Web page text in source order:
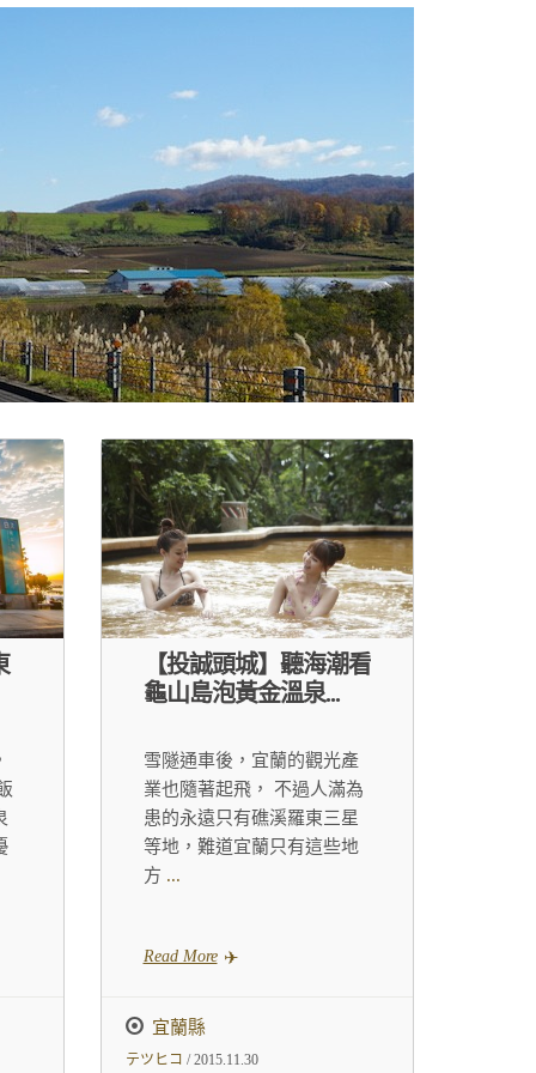
【投誠頭城】聽海潮看
龜山島泡黃金溫泉...
雪隧通車後，宜蘭的觀光產
業也隨著起飛， 不過人滿為
患的永遠只有礁溪羅東三星
等地，難道宜蘭只有這些地
方 ...
Read More
宜蘭縣
テツヒコ / 2015.11.30